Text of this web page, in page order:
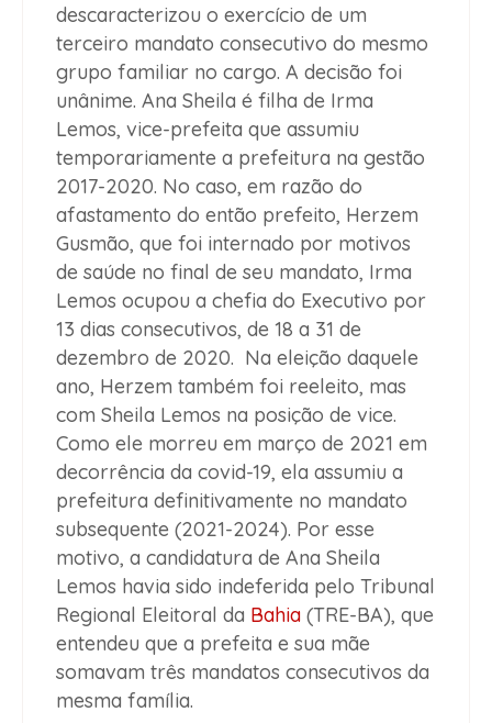
descaracterizou o exercício de um
terceiro mandato consecutivo do mesmo
grupo familiar no cargo. A decisão foi
unânime. Ana Sheila é filha de Irma
Lemos, vice-prefeita que assumiu
temporariamente a prefeitura na gestão
2017-2020. No caso, em razão do
afastamento do então prefeito, Herzem
Gusmão, que foi internado por motivos
de saúde no final de seu mandato, Irma
Lemos ocupou a chefia do Executivo por
13 dias consecutivos, de 18 a 31 de
dezembro de 2020. Na eleição daquele
ano, Herzem também foi reeleito, mas
com Sheila Lemos na posição de vice.
Como ele morreu em março de 2021 em
decorrência da covid-19, ela assumiu a
prefeitura definitivamente no mandato
subsequente (2021-2024). Por esse
motivo, a candidatura de Ana Sheila
Lemos havia sido indeferida pelo Tribunal
Regional Eleitoral da Bahia (TRE-BA), que
entendeu que a prefeita e sua mãe
somavam três mandatos consecutivos da
mesma família.